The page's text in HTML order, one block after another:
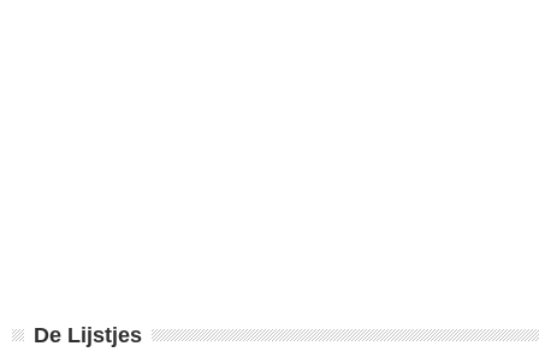
De Lijstjes